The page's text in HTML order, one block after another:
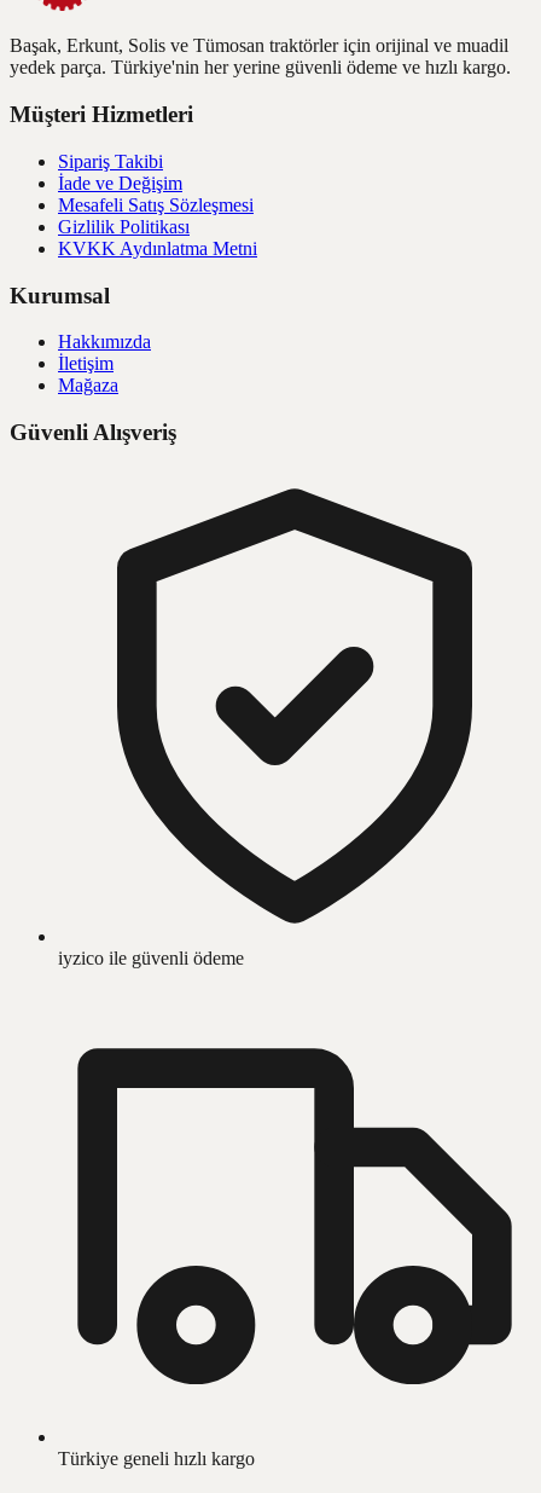
Başak, Erkunt, Solis ve Tümosan traktörler için orijinal ve muadil
yedek parça. Türkiye'nin her yerine güvenli ödeme ve hızlı kargo.
Müşteri Hizmetleri
Sipariş Takibi
İade ve Değişim
Mesafeli Satış Sözleşmesi
Gizlilik Politikası
KVKK Aydınlatma Metni
Kurumsal
Hakkımızda
İletişim
Mağaza
Güvenli Alışveriş
iyzico ile güvenli ödeme
Türkiye geneli hızlı kargo